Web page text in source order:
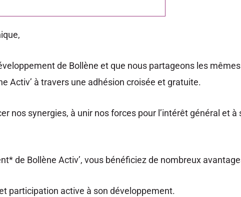
de Bollène et que nous partageons les
Activ’ à travers une adhésion croisée et gratuite.
nos synergies, à unir nos forces pour l’intérêt général et
de Bollène Activ’, vous bénéficiez de nombreux
participation active à son développement.